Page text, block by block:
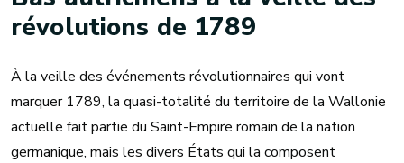
révolutions de 1789
À la veille des événements révolutionnaires qui vont
marquer 1789, la quasi-totalité du territoire de la Wallonie
actuelle fait partie du Saint-Empire romain de la nation
germanique, mais les divers États qui la composent